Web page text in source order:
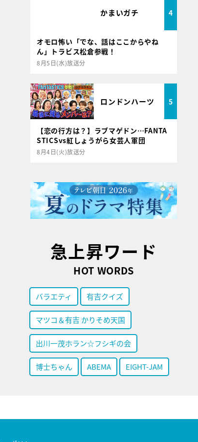
かまいガチ 4
オモロ怖い「でな、話はここからやね
ん」トラビス松倉参戦！
8月5日(水)放送分
ロンドンハーツ 5
【恋の行方は？】ラブマゲドン…FANTA
STICSvs紅しょうがら女芸人軍団
8月4日(火)放送分
急上昇ワード
HOT WORDS
バラエティ 有吉クイズ
マツコ＆有吉 かりそめ天国
出川一茂ホラン☆フシギの会
博士ちゃん ABEMA EIGHT-JAM